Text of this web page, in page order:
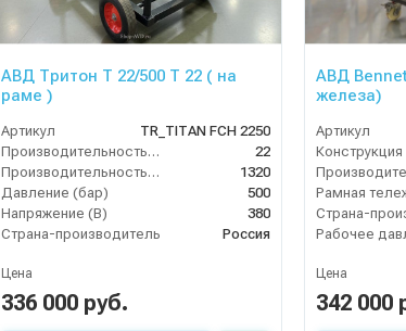
АВД Тритон Т 22/500 T 22 ( на
раме )
Артикул
TR_TITAN FCH 2250
Производительность (л/мин)
22
Производительность (л/ч)
1320
Давление (бар)
500
Напряжение (В)
380
Страна-производитель
Россия
Цена
336 000 руб.
АВД
железа)
Артикул
Конструкция
Рамная
Страна-
Цена
342 000